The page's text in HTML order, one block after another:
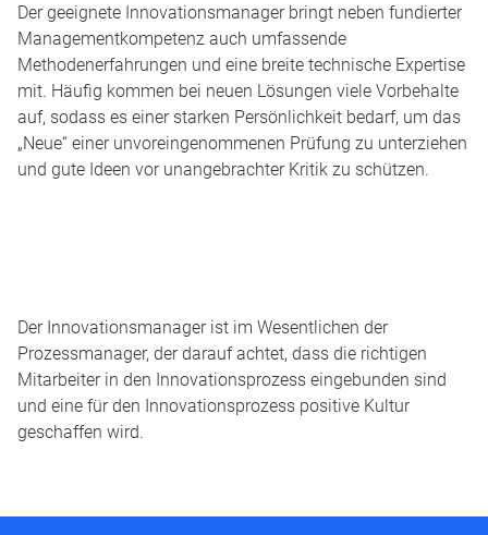
Der geeignete Innovationsmanager bringt neben fundierter
Managementkompetenz auch umfassende
Methodenerfahrungen und eine breite technische Expertise
mit. Häufig kommen bei neuen Lösungen viele Vorbehalte
auf, sodass es einer starken Persönlichkeit bedarf, um das
„Neue“ einer unvoreingenommenen Prüfung zu unterziehen
und gute Ideen vor unangebrachter Kritik zu schützen.
Der Innovationsmanager ist im Wesentlichen der
Prozessmanager, der darauf achtet, dass die richtigen
Mitarbeiter in den Innovationsprozess eingebunden sind
und eine für den Innovationsprozess positive Kultur
geschaffen wird.